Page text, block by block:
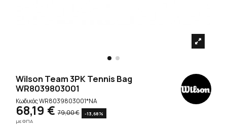
Wilson Team 3PK Tennis Bag
WR8039803001
ΚωδικόςWR8039803001*NA
68,19 € 79,00 €
-13,68%
με ΦΠΑ